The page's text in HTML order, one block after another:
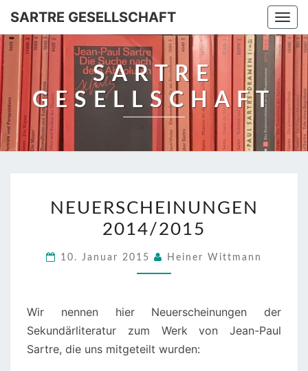
SARTRE GESELLSCHAFT
SARTRE
GESELLSCHAFT
2014/2015
NEUERSCHEINUNGEN
2014/2015
10. Januar 2015 Heiner Wittmann
Wir nennen hier Neuerscheinungen der
Sekundärliteratur zum Werk von Jean-Paul
Sartre, die uns mitgeteilt wurden: